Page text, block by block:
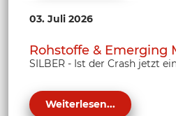
03. Juli 2026
Rohstoffe & Emerging
SILBER - Ist der Crash jetzt
Weiterlesen...